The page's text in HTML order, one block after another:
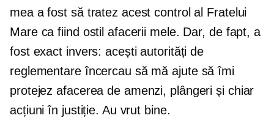
mea a fost să tratez acest control al Fratelui
Mare ca fiind ostil afacerii mele. Dar, de fapt, a
fost exact invers: acești autorități de
reglementare încercau să mă ajute să îmi
protejez afacerea de amenzi, plângeri și chiar
acțiuni în justiție. Au vrut bine.